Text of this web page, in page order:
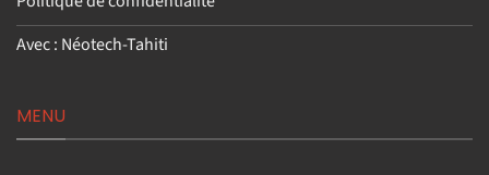
Avec : Néotech-Tahiti
MENU